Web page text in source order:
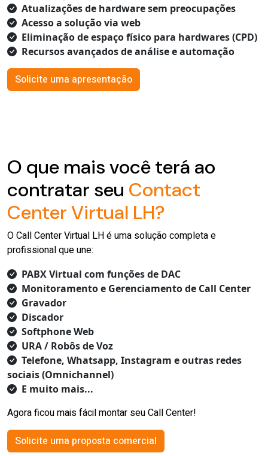
Atualizações de hardware sem preocupações
Acesso a solução via web
Eliminação de espaço físico para hardwares (CPD)
Recursos avançados de análise e automação
Solicite uma apresentação
O que mais você terá ao
contratar seu Contact
Center Virtual LH?
O Call Center Virtual LH é uma solução completa e
profissional que une:
PABX Virtual com funções de DAC
Monitoramento e Gerenciamento de Call Center
Gravador
Discador
Softphone Web
URA / Robôs de Voz
Telefone, Whatsapp, Instagram e outras redes
sociais (Omnichannel)
E muito mais...
Agora ficou mais fácil montar seu Call Center!
Solicite uma proposta comercial